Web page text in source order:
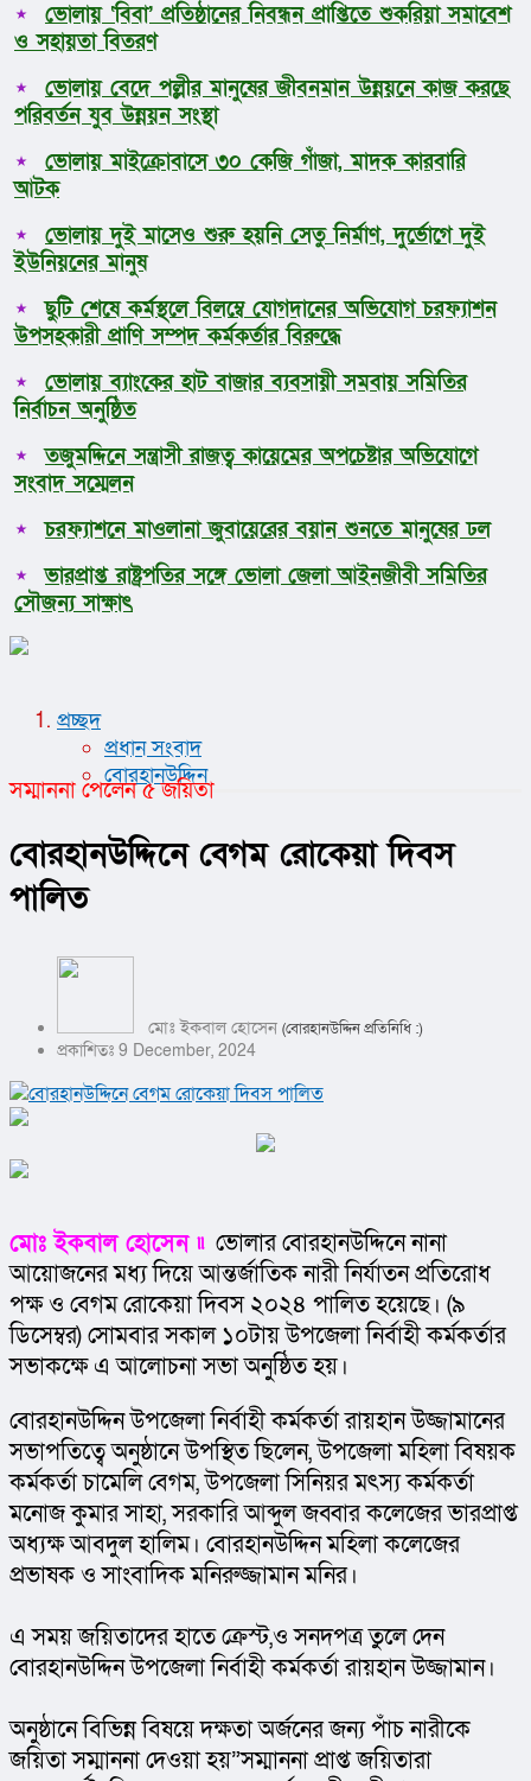
ভোলায় ‘বিবা’ প্রতিষ্ঠানের নিবন্ধন প্রাপ্তিতে শুকরিয়া সমাবেশ
ও সহায়তা বিতরণ
ভোলায় বেদে পল্লীর মানুষের জীবনমান উন্নয়নে কাজ করছে
পরিবর্তন যুব উন্নয়ন সংস্থা
ভোলায় মাইক্রোবাসে ৩০ কেজি গাঁজা, মাদক কারবারি
আটক
ভোলায় দুই মাসেও শুরু হয়নি সেতু নির্মাণ, দুর্ভোগে দুই
ইউনিয়নের মানুষ
ছুটি শেষে কর্মস্থলে বিলম্বে যোগদানের অভিযোগ চরফ্যাশন
উপসহকারী প্রাণি সম্পদ কর্মকর্তার বিরুদ্ধে
ভোলায় ব্যাংকের হাট বাজার ব্যবসায়ী সমবায় সমিতির
নির্বাচন অনুষ্ঠিত
তজুমদ্দিনে সন্ত্রাসী রাজত্ব কায়েমের অপচেষ্টার অভিযোগে
সংবাদ সম্মেলন
চরফ্যাশনে মাওলানা জুবায়েরের বয়ান শুনতে মানুষের ঢল
ভারপ্রাপ্ত রাষ্ট্রপতির সঙ্গে ভোলা জেলা আইনজীবী সমিতির
সৌজন্য সাক্ষাৎ
প্রচ্ছদ
প্রধান সংবাদ
বোরহানউদ্দিন
সম্মাননা পেলেন ৫ জয়িতা
বোরহানউদ্দিনে বেগম রোকেয়া দিবস
পালিত
মোঃ ইকবাল হোসেন (বোরহানউদ্দিন প্রতিনিধি :)
প্রকাশিতঃ 9 December, 2024
মোঃ ইকবাল হোসেন ৷৷ ভোলার বোরহানউদ্দিনে নানা
আয়োজনের মধ্য দিয়ে আন্তর্জাতিক নারী নির্যাতন প্রতিরোধ
পক্ষ ও বেগম রোকেয়া দিবস ২০২৪ পালিত হয়েছে। (৯
ডিসেম্বর) সোমবার সকাল ১০টায় উপজেলা নির্বাহী কর্মকর্তার
সভাকক্ষে এ আলোচনা সভা অনুষ্ঠিত হয়।
বোরহানউদ্দিন উপজেলা নির্বাহী কর্মকর্তা রায়হান উজ্জামানের
সভাপতিত্বে অনুষ্ঠানে উপস্থিত ছিলেন, উপজেলা মহিলা বিষয়ক
কর্মকর্তা চামেলি বেগম, উপজেলা সিনিয়র মৎস্য কর্মকর্তা
মনোজ কুমার সাহা, সরকারি আব্দুল জব্বার কলেজের ভারপ্রাপ্ত
অধ্যক্ষ আবদুল হালিম। বোরহানউদ্দিন মহিলা কলেজের
প্রভাষক ও সাংবাদিক মনিরুজ্জামান মনির।
এ সময় জয়িতাদের হাতে ক্রেস্ট,ও সনদপত্র তুলে দেন
বোরহানউদ্দিন উপজেলা নির্বাহী কর্মকর্তা রায়হান উজ্জামান।
অনুষ্ঠানে বিভিন্ন বিষয়ে দক্ষতা অর্জনের জন্য পাঁচ নারীকে
জয়িতা সম্মাননা দেওয়া হয়”সম্মাননা প্রাপ্ত জয়িতারা